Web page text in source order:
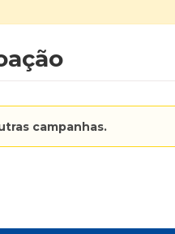
campanhas.